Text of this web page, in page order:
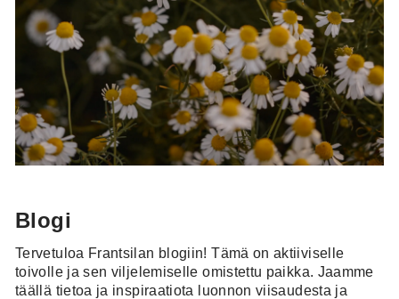
Blogi
Tervetuloa Frantsilan blogiin! Tämä on aktiiviselle
toivolle ja sen viljelemiselle omistettu paikka. Jaamme
täällä tietoa ja inspiraatiota luonnon viisaudesta ja